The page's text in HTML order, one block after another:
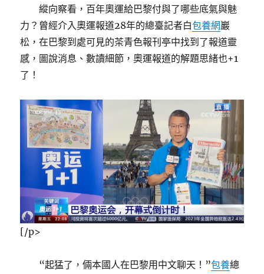
縱向察看，百年奧運給巴黎付與了哪些底氣與魅
力？曾經介入奧運報道28年的總臺記者白包養網巖
松，在巴黎到處可見的茶青色報刊亭中找到了報道靈
感，圖說消息、數讀細節，奧運報道的解題思緒也+1
了！
[/p>
“起猛了，倆本國人在巴黎用中文聊天！”包養總